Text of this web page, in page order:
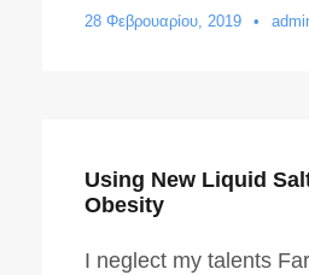
28 Φεβρουαρίου, 2019 •
Using New Liquid
Obesity
I neglect my talents